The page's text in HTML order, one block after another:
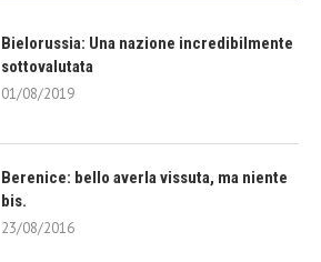
Bielorussia: Una nazione incredibilmente
sottovalutata
01/08/2019
Berenice: bello averla vissuta, ma niente
bis.
23/08/2016